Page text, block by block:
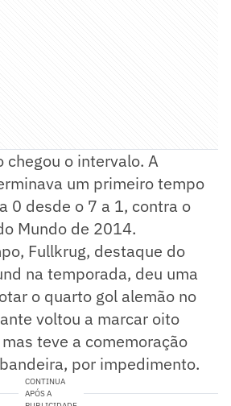
chegou o intervalo. A
um primeiro tempo
0 desde o 7 a 1, contra o
Mundo de 2014.
Fullkrug, destaque do
na temporada, deu uma
o quarto gol alemão no
voltou a marcar oito
teve a comemoração
por impedimento.
CONTINUA
APÓS A